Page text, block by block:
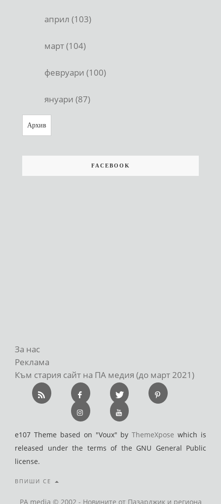
април (103)
март (104)
февруари (100)
януари (87)
Архив
FACEBOOK
За нас
Реклама
Към стария сайт на ПА медия (до март 2021)
e107 Theme based on "Voux" byThemeXpose which is
released under the terms of the GNU General Public
license.
ВПИШИ СЕ
PA media © 2002 - Новините от Пазарджик и региона